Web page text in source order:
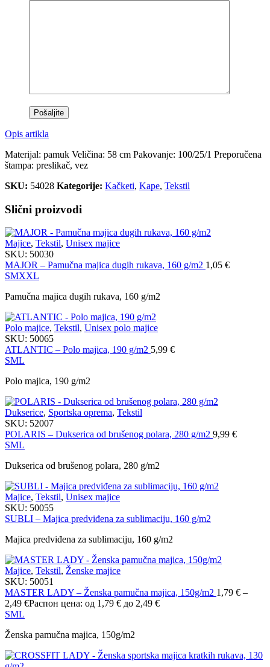
Opis artikla
Materijal: pamuk Veličina: 58 cm Pakovanje: 100/25/1 Preporučena
štampa: preslikač, vez
SKU: 54028 Kategorije: Kačketi, Kape, Tekstil
Slični proizvodi
Majice, Tekstil, Unisex majice
SKU: 50030
MAJOR – Pamučna majica dugih rukava, 160 g/m2 1,05 €
SMXXL
Pamučna majica dugih rukava, 160 g/m2
Polo majice, Tekstil, Unisex polo majice
SKU: 50065
ATLANTIC – Polo majica, 190 g/m2 5,99 €
SML
Polo majica, 190 g/m2
Dukserice, Sportska oprema, Tekstil
SKU: 52007
POLARIS – Dukserica od brušenog polara, 280 g/m2 9,99 €
SML
Dukserica od brušenog polara, 280 g/m2
Majice, Tekstil, Unisex majice
SKU: 50055
SUBLI – Majica predviđena za sublimaciju, 160 g/m2
Majica predviđena za sublimaciju, 160 g/m2
Majice, Tekstil, Ženske majice
SKU: 50051
MASTER LADY – Ženska pamučna majica, 150g/m2 1,79 € –
2,49 €Распон цена: од 1,79 € до 2,49 €
SML
Ženska pamučna majica, 150g/m2